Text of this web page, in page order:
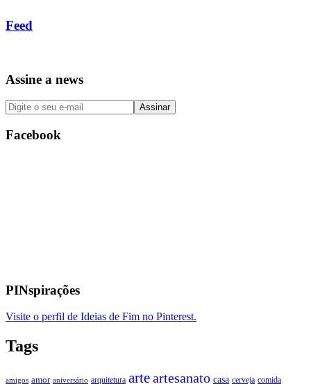
Feed
Assine a news
Facebook
PINspirações
Visite o perfil de Ideias de Fim no Pinterest.
Tags
amigos amor aniversário arquitetura arteartesanato casa cerveja comida